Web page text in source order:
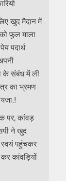
खुद मैदान में
फूल माला
पदार्थ
के संबंध में ली
का भ्रमण
पर, कांवड़
ने खुद
स्वयं पहुंचकर
कांवड़ियों